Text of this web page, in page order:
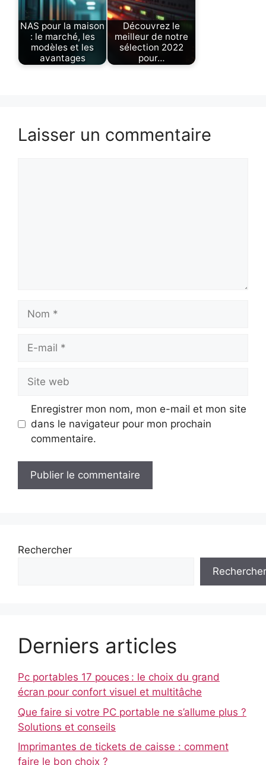
NAS pour la maison
: le marché, les
modèles et les
avantages
Découvrez le
meilleur de notre
sélection 2022
pour…
Laisser un commentaire
mail
web
Enregistrer mon nom, mon e-mail et mon site
dans le navigateur pour mon prochain
commentaire.
Rechercher
Rechercher
Derniers articles
Pc portables 17 pouces : le choix du grand
écran pour confort visuel et multitâche
Que faire si votre PC portable ne s’allume plus ?
Solutions et conseils
Imprimantes de tickets de caisse : comment
faire le bon choix ?